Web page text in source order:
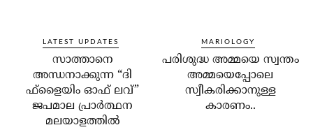
LATEST UPDATES
സാത്താനെ
അന്ധനാക്കുന്ന “ദി
ഫ്‌ളൈയിം ഓഫ് ലവ്”
ജപമാല പ്രാർത്ഥന
മലയാളത്തിൽ
MARIOLOGY
പരിശുദ്ധ അമ്മയെ സ്വന്തം
അമ്മയെപ്പോലെ
സ്വീകരിക്കാനുള്ള
കാരണം..